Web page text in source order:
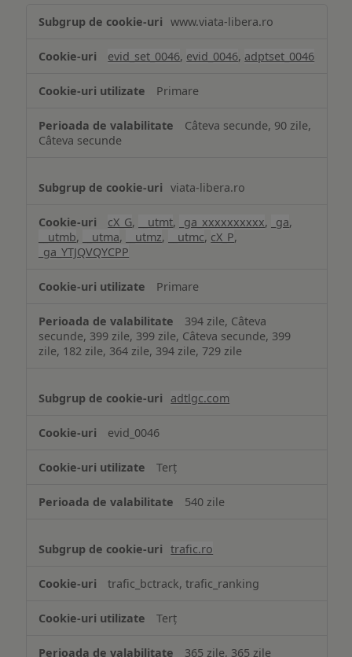
www.viata-libera.ro
evid_set_0046, evid_0046, adptset_0046
Primare
Câteva secunde, 90 zile,
Câteva secunde
viata-libera.ro
cX_G, __utmt, _ga_xxxxxxxxxx, _ga,
__utmb, __utma, __utmz, __utmc, cX_P,
_ga_YTJQVQYCPP
Primare
394 zile, Câteva
secunde, 399 zile, 399 zile, Câteva secunde, 399
zile, 182 zile, 364 zile, 394 zile, 729 zile
adtlgc.com
evid_0046
Terț
540 zile
trafic.ro
trafic_bctrack, trafic_ranking
Terț
365 zile, 365 zile